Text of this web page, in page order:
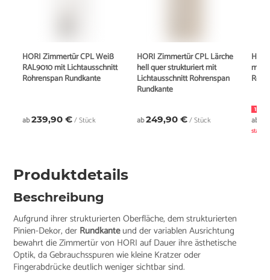
HORI Zimmertür CPL Weiß
RAL9010 mit Lichtausschnitt
Röhrenspan Rundkante
ab239,90 €/ Stück
HORI Zimmertür CPL Lärche
hell quer strukturiert mit
Lichtausschnitt Röhrenspan
Rundkante
ab249,90 €/ Stück
mit
13%
ab
statt
Produktdetails
Beschreibung
Aufgrund ihrer strukturierten Oberfläche, dem strukturierten
Pinien-Dekor, der Rundkanteund der variablen Ausrichtung
bewahrt die Zimmertür von HORI auf Dauer ihre ästhetische
Optik, da Gebrauchsspuren wie kleine Kratzer oder
Fingerabdrücke deutlich weniger sichtbar sind.